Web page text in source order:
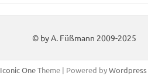
© by A. Füßmann 2009-2025
Iconic OneTheme | Powered byWordpress